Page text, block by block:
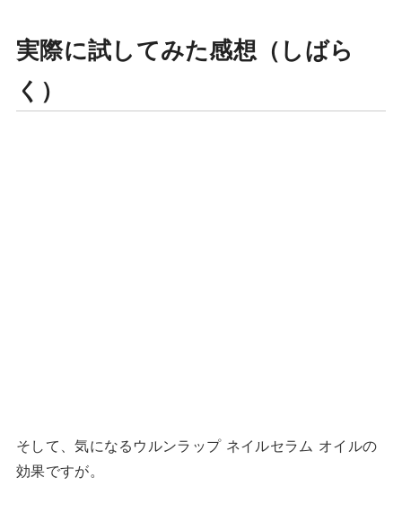
実際に試してみた感想（しばら
く）
そして、気になるウルンラップ ネイルセラム オイルの
効果ですが。